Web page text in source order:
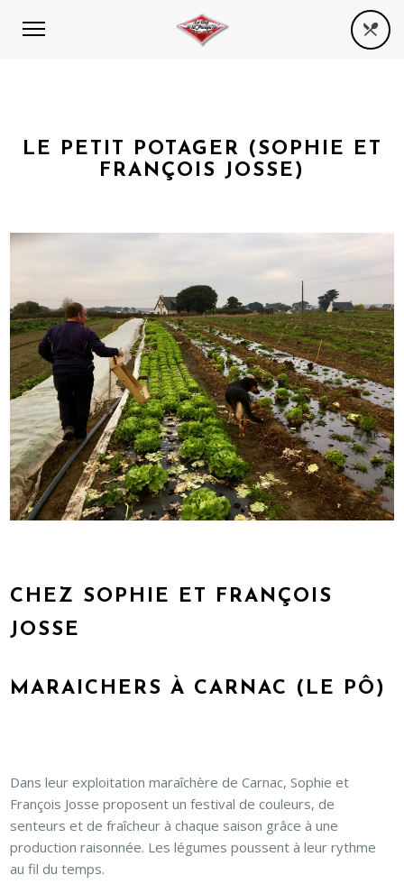
LE PETIT POTAGER (SOPHIE ET
FRANÇOIS JOSSE)
CHEZ SOPHIE ET FRANÇOIS
JOSSE
MARAICHERS À CARNAC (LE PÔ)
Dans leur exploitation maraîchère de Carnac, Sophie et
François Josse proposent un festival de couleurs, de
senteurs et de fraîcheur à chaque saison grâce à une
production raisonnée. Les légumes poussent à leur rythme
au fil du temps.